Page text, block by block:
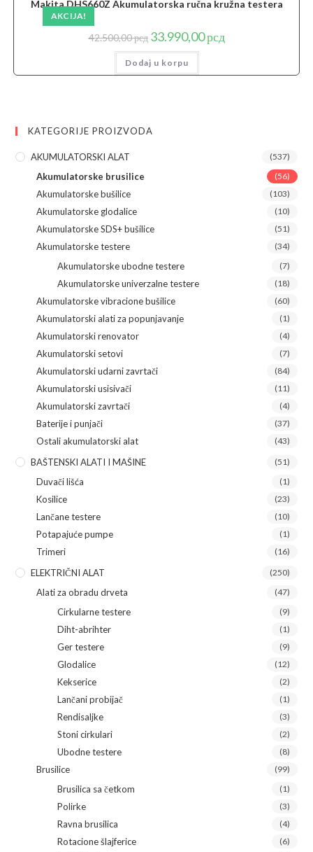
AKCIJA!
Makita DHS660Z Akumulatorska ručna kružna testera
42.500,00рсд Originalna
cena
je
bila:
42.500,00 рсд.
33.990,00рсдTrenutna
cena
Dodaj u korpu
KATEGORIJE PROIZVODA
AKUMULATORSKI ALAT (537)
Akumulatorske brusilice (56)
Akumulatorske bušilice (103)
Akumulatorske glodalice (10)
Akumulatorske SDS+ bušilice (51)
Akumulatorske testere (34)
Akumulatorske ubodne testere (7)
Akumulatorske univerzalne testere (18)
Akumulatorske vibracione bušilice (60)
Akumulatorski alati za popunjavanje (1)
Akumulatorski renovator (4)
Akumulatorski setovi (7)
Akumulatorski udarni zavrtači (84)
Akumulatorski usisivači (11)
Akumulatorski zavrtači (4)
Baterije i punjači (37)
Ostali akumulatorski alat (43)
BAŠTENSKI ALATI I MAŠINE (51)
Duvači lišća (1)
Kosilice (23)
Lančane testere (10)
Potapajuće pumpe (1)
Trimeri (16)
ELEKTRIČNI ALAT (250)
Alati za obradu drveta (47)
Cirkularne testere (9)
Diht-abrihter (1)
Ger testere (9)
Glodalice (12)
Kekserice (2)
Lančani probijač (1)
Rendisaljke (3)
Stoni cirkulari (2)
Ubodne testere (8)
Brusilice (99)
Brusilica sa četkom (1)
Polirke (3)
Ravna brusilica (4)
Rotacione šlajferice (6)